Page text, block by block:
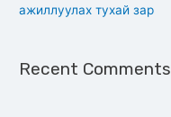
ажиллуулах тухай зар
Recent Comments